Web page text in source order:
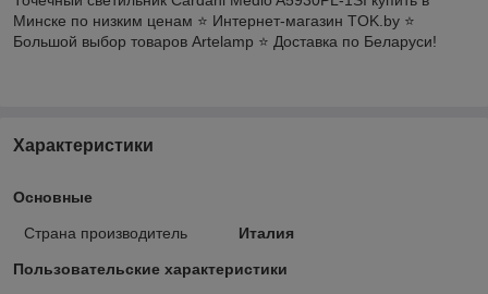
Минске по низким ценам ⭐️ Интернет-магазин TOK.by ⭐️
Большой выбор товаров Artelamp ⭐️ Доставка по Беларуси!
Характеристики
Основные
Страна производитель Италия
Пользовательские характеристики